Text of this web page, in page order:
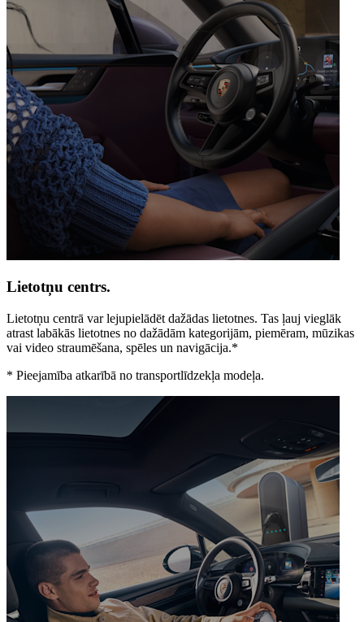
Lietotņu centrs.
Lietotņu centrā var lejupielādēt dažādas lietotnes. Tas ļauj vieglāk
atrast labākās lietotnes no dažādām kategorijām, piemēram, mūzikas
vai video straumēšana, spēles un navigācija.*
* Pieejamība atkarībā no transportlīdzekļa modeļa.